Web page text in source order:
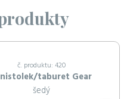
č. produktu: 420
taburet Gear
šedý